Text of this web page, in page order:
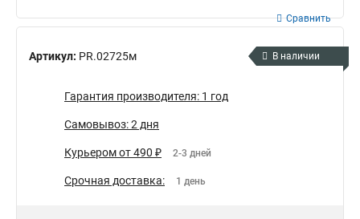
Артикул: PR.02725м
Сравнить
В наличии
Гарантия производителя: 1 год
Самовывоз: 2 дня
Курьером от 490 ₽ 2-3 дней
Срочная доставка: 1 день